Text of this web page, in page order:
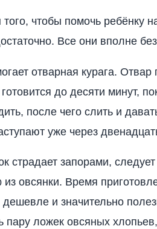
чтобы помочь ребёнку
Все они вполне
отварная курага. Отвар
до десяти минут,
после чего слить и
уже через
страдает запорами,
из овсянки. Время
дешевле и значительно
пару ложек овсяных